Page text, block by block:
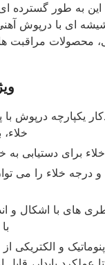
این به طور گسترده
ای با درپوش
محصولات مراقبت
یکپارچه درپوش
خلاء،
برای دستیابی به
درجه خلاء را می
های با اشکال و
و الکتریکی